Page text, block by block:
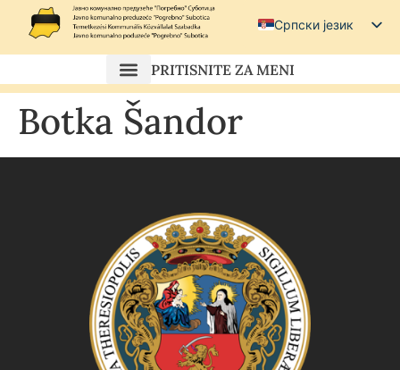
Српски језик
Српски (ћирилица)
Magyar
PRITISNITE ZA MENI
Botka Šandor